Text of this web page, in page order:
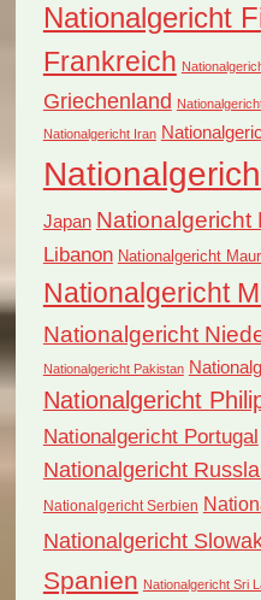
Nationalgericht
Frankreich
Griechenland
Nationalgericht Iran
Japan Nationalgericht
Libanon Nationalgericht
Nationalgericht
Nationalgericht
Nationalgericht Pakistan
Nationalgericht
Nationalgericht Portugal
Nationalgericht
Nationalgericht Serbien
Nationalgericht
Spanien Nationalgericht Sri